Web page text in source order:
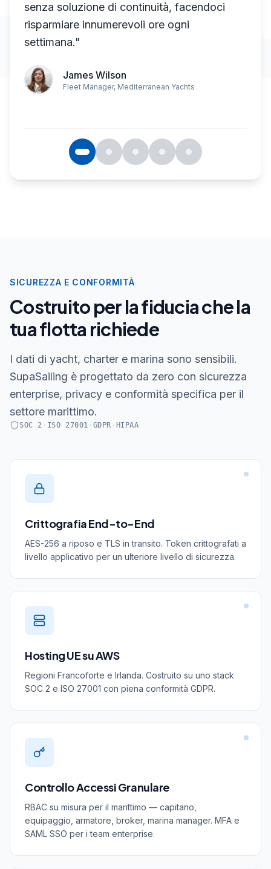
James Wilson
Fleet Manager, Mediterranean Yachts
tutti. Le capacità CRM e la gestione degli
annunci sono eccezionali."
Senior Broker
Michael Hansen
Charter Director,Nordic Sailing Adventures
Alessandro Ferretti
Refit Project Manager,Riviera Yacht Services
Elena Dubois
Marina Director ,Côte d'Azur Marinas
Costruito per la fiducia che la
tua flotta richiede
SupaSailing è progettato da zero con sicurezza
enterprise, privacy e conformità specifica per il
settore marittimo.
SOC 2· ISO 27001·GDPR
AES-256 a riposo e TLS in transito. Token crittografati a
livello applicativo per un ulteriore livello di sicurezza.
Regioni Francoforte e Irlanda. Costruito su uno stack
SOC 2 e ISO 27001 con piena conformità GDPR.
RBAC su misura per il marittimo — capitano,
equipaggio, armatore, broker, marina manager. MFA e
SAML SSO per i team enterprise.